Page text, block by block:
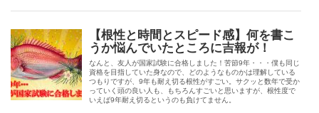
【根性と時間とスピード感】何を書こ
うか悩んでいたところに吉報が！
なんと、友人が国家試験に合格しました！苦節9年・・・僕も同じ
資格を目指していた身なので、どのようなものかは理解している
つもりですが、9年も耐え切る根性がすごい。サクッと数年で受か
っていく頭の良い人も、もちろんすごいと思いますが、根性度で
いえば9年耐え切るというのも負けてません。